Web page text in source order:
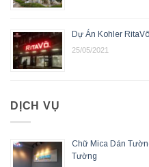
Dự Án Kohler
25/05/2021
DỊCH VỤ
Chữ Mica Dán
Tường